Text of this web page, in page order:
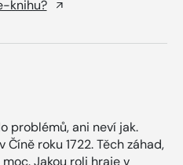
knihu?
problémů, ani neví jak.
roku 1722. Těch záhad,